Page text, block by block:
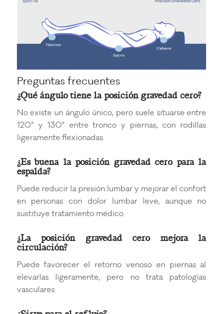
Preguntas frecuentes
¿Qué ángulo tiene la posición gravedad cero?
No existe un ángulo único, pero suele situarse entre
120° y 130° entre tronco y piernas, con rodillas
ligeramente flexionadas.
¿Es buena la posición gravedad cero para la
espalda?
Puede reducir la presión lumbar y mejorar el confort
en personas con dolor lumbar leve, aunque no
sustituye tratamiento médico.
¿La posición gravedad cero mejora la
circulación?
Puede favorecer el retorno venoso en piernas al
elevarlas ligeramente, pero no trata patologías
vasculares.